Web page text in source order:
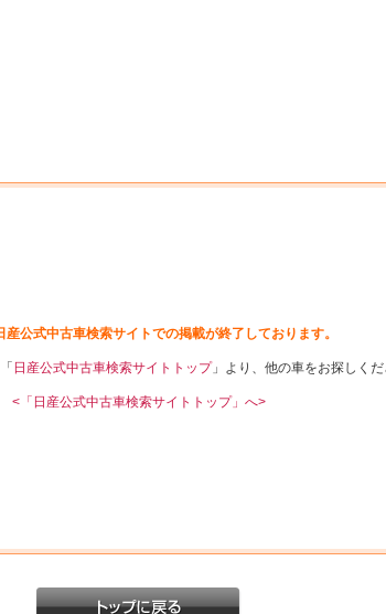
産公式中古車検索サイトでの掲載が終了しております。
日産公式中古車検索サイトトップ」より、他の車をお探しくだ
<「日産公式中古車検索サイトトップ」へ>